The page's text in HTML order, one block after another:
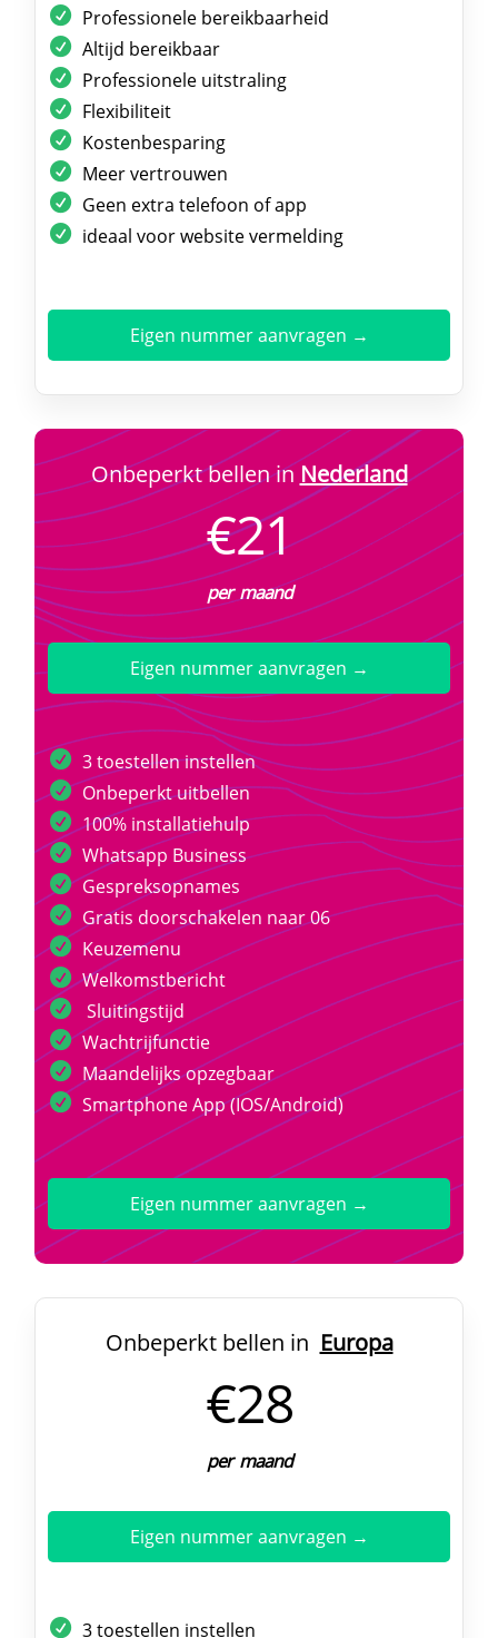
Professionele bereikbaarheid
Altijd bereikbaar
Professionele uitstraling
Flexibiliteit
Kostenbesparing
Meer vertrouwen
Geen extra telefoon of app
ideaal voor website vermelding
Eigen nummer aanvragen →
Onbeperkt bellen inNederland
€21
per maand
Eigen nummer aanvragen →
3 toestellen instellen
Onbeperkt uitbellen
100% installatiehulp
Whatsapp Business
Gespreksopnames
Gratis doorschakelen naar 06
Keuzemenu
Welkomstbericht
Sluitingstijd
Wachtrijfunctie
Maandelijks opzegbaar
Smartphone App (IOS/Android)
Eigen nummer aanvragen →
Onbeperkt bellen in Europa
€28
per maand
Eigen nummer aanvragen →
3 toestellen instellen